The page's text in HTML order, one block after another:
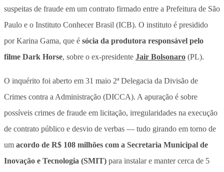
suspeitas de fraude em um contrato firmado entre a Prefeitura de São
Paulo e o Instituto Conhecer Brasil (ICB). O instituto é presidido
por Karina Gama, que é sócia da produtora responsável pelo
filme Dark Horse, sobre o ex-presidente Jair Bolsonaro (PL).
O inquérito foi aberto em 31 maio 2ª Delegacia da Divisão de
Crimes contra a Administração (DICCA). A apuração é sobre
possíveis crimes de fraude em licitação, irregularidades na execução
de contrato público e desvio de verbas — tudo girando em torno de
um acordo de R$ 108 milhões com a Secretaria Municipal de
Inovação e Tecnologia (SMIT) para instalar e manter cerca de 5